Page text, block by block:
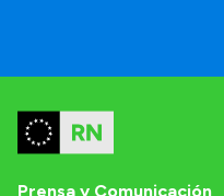
Prensa y Comunicación